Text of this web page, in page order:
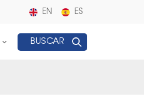
EN ES
BUSCAR